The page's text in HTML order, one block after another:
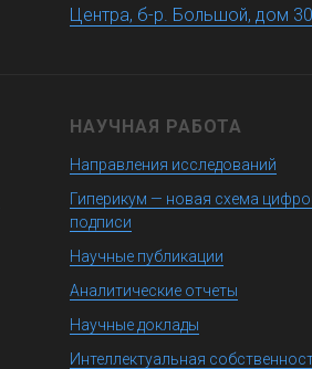
Центра, б-р. Большой, дом
НАУЧНАЯ РАБОТА
Направления исследований
Гиперикум — новая схема
подписи
Научные публикации
Аналитические отчеты
Научные доклады
Интеллектуальная